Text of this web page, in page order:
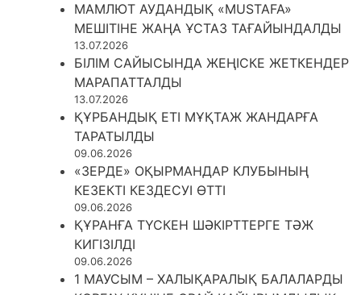
МАМЛЮТ АУДАНДЫҚ «MUSTAFA»
МЕШІТІНЕ ЖАҢА ҰСТАЗ ТАҒАЙЫНДАЛДЫ
13.07.2026
БІЛІМ САЙЫСЫНДА ЖЕҢІСКЕ ЖЕТКЕНДЕР
МАРАПАТТАЛДЫ
13.07.2026
ҚҰРБАНДЫҚ ЕТІ МҰҚТАЖ ЖАНДАРҒА
ТАРАТЫЛДЫ
09.06.2026
«ЗЕРДЕ» ОҚЫРМАНДАР КЛУБЫНЫҢ
КЕЗЕКТІ КЕЗДЕСУІ ӨТТІ
09.06.2026
ҚҰРАНҒА ТҮСКЕН ШӘКІРТТЕРГЕ ТӘЖ
КИГІЗІЛДІ
09.06.2026
1 МАУСЫМ – ХАЛЫҚАРАЛЫҚ БАЛАЛАРДЫ